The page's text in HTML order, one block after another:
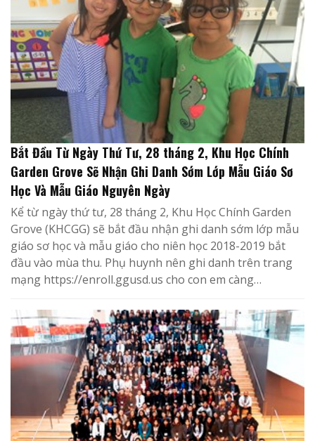
Bắt Đầu Từ Ngày Thứ Tư, 28 tháng 2, Khu Học Chính
Garden Grove Sẽ Nhận Ghi Danh Sớm Lớp Mẫu Giáo Sơ
Học Và Mẫu Giáo Nguyên Ngày
Kể từ ngày thứ tư, 28 tháng 2, Khu Học Chính Garden
Grove (KHCGG) sẽ bắt đầu nhận ghi danh sớm lớp mẫu
giáo sơ học và mẫu giáo cho niên học 2018-2019 bắt
đầu vào mùa thu. Phụ huynh nên ghi danh trên trang
mạng https://enroll.ggusd.us cho con em càng…